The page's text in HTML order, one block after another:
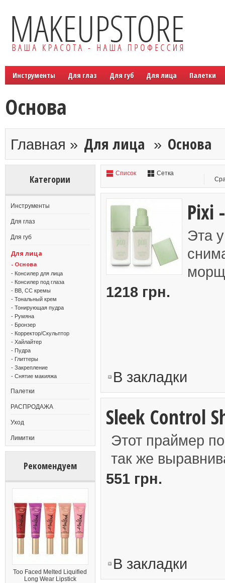
Инструменты Для глаз Для губ Для лица Палетки
Основа
Главная » Для лица » Основа
Категории
Инструменты
Для глаз
Для губ
Для лица
- Основа
- Консилер для лица
- Консилер под глаза
- BB, CC кремы
- Тональный крем
- Тонирующая пудра
- Румяна
- Бронзер
- Корректор/Скульптор
- Хайлайтер
- Пудра
- Глиттеры
- Закрепление
- Снятие макияжа
Палетки
РАСПРОДАЖА
Уход
Лимитки
Рекомендуем
Too Faced Melted Liquified
Long Wear Lipstick
Список
Сетка
Pixi
Эта
1218 грн.
В закладки
Sleek Control
Этот праймер
так же
551 грн.
В закладки